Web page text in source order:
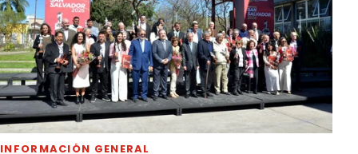
INFORMACIÓN GENERAL